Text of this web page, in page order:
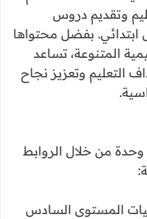
وتقديم دروس
بفضل محتواها
المتنوعة، تساعد
التعليم وتعزيز نجاح
من خلال الروابط
المستوى السادس